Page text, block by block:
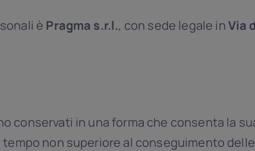
è Pragma s.r.l., con sede legale inVia
conservati in una forma che consenta la
non superiore al conseguimento